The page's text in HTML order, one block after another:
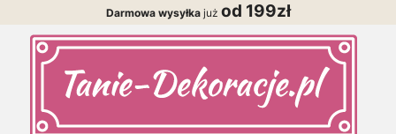
Darmowa wysyłkajuż od 199zł